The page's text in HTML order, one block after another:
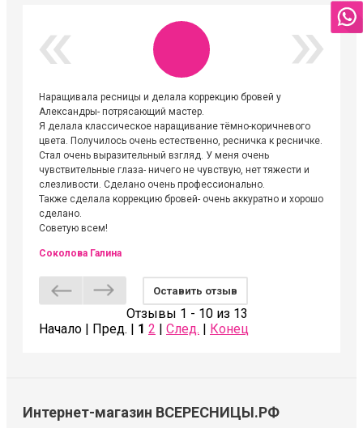
Наращивала ресницы и делала коррекцию бровей у
Александры- потрясающий мастер.
Я делала классическое наращивание тёмно-коричневого
цвета. Получилось очень естественно, ресничка к ресничке.
Стал очень выразительный взгляд. У меня очень
чувствительные глаза- ничего не чувствую, нет тяжести и
слезливости. Сделано очень профессионально.
Также сделала коррекцию бровей- очень аккуратно и хорошо
сделано.
Советую всем!
Соколова Галина
Оставить отзыв
Отзывы 1 - 10 из 13
Начало | Пред. | 1 2 След. Конец
Интернет-магазин ВСЕРЕСНИЦЫ.РФ